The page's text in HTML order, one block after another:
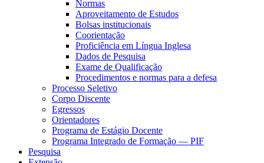
Normas
Aproveitamento de Estudos
Bolsas institucionais
Coorientação
Proficiência em Língua Inglesa
Dados de Pesquisa
Exame de Qualificação
Procedimentos e normas para a defesa
Processo Seletivo
Corpo Discente
Egressos
Orientadores
Programa de Estágio Docente
Programa Integrado de Formação — PIF
Pesquisa